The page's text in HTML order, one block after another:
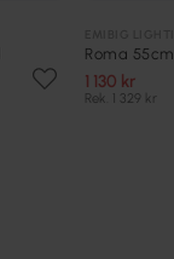
Roma
1 130 kr
Rek. 1 329 kr